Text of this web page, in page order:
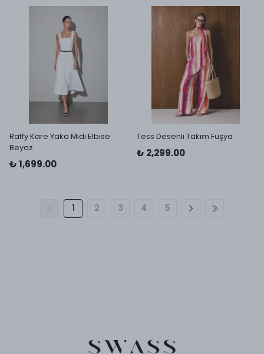
Raffy Kare Yaka Midi Elbise
Beyaz
₺ 1,699.00
Tess Desenli Takım Fuşya
₺ 2,299.00
1 2 3 4 5